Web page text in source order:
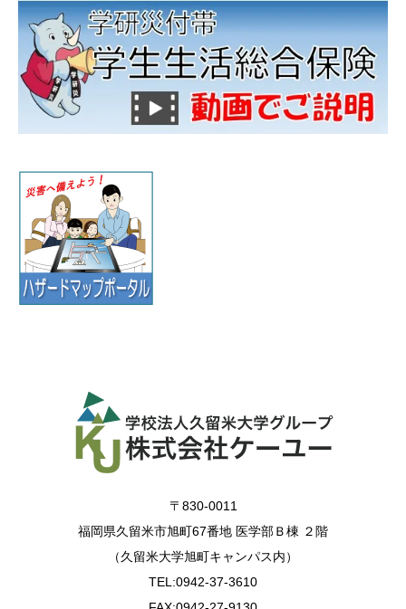
〒830-0011
福岡県久留米市旭町67番地 医学部Ｂ棟 ２階
（久留米大学旭町キャンパス内）
TEL:0942-37-3610